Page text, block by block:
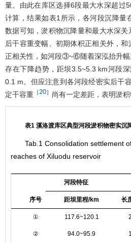
量。由此在库区选择6段最大水深超过
计算，结果如表1 所示，各河段沉降量
数据可知，淤积物沉降量和最大水深
后干容重变幅、初期体积正相关外，
正相关性，如河段③~⑥随着深泓抬升幅
存在下降趋势，距坝3.5~5.3 km河段
0.1 m。但应注意到各河段经密实后干
定干容重 ［20］ 尚有一定差距，表明淤积
表1 溪洛渡库区典型河段淤积物密实沉
Tab.1 Consolidation settlement
reaches of Xiluodu reservoir
序号
河段特征
距坝里程/km 长
① 117.6~120.1
② 94.0~95.9